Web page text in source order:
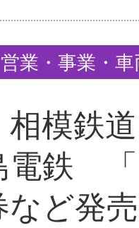
営業・事業・
模鉄
電鉄
ど発売